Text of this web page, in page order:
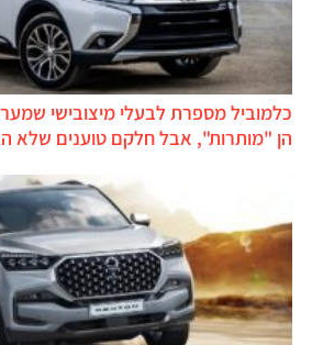
כלמוביל מספרת לבעלי מיצובישי
הן "מותרות", אבל חלקם טוענים שלא